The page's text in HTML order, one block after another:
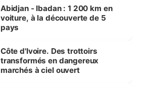
Abidjan - Ibadan : 1 200 km en
voiture, à la découverte de 5
pays
Côte d'Ivoire. Des trottoirs
transformés en dangereux
marchés à ciel ouvert